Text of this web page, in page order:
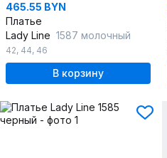
465.55 BYN
Платье
Lady Line 1587 молочный
42, 44, 46
В корзину